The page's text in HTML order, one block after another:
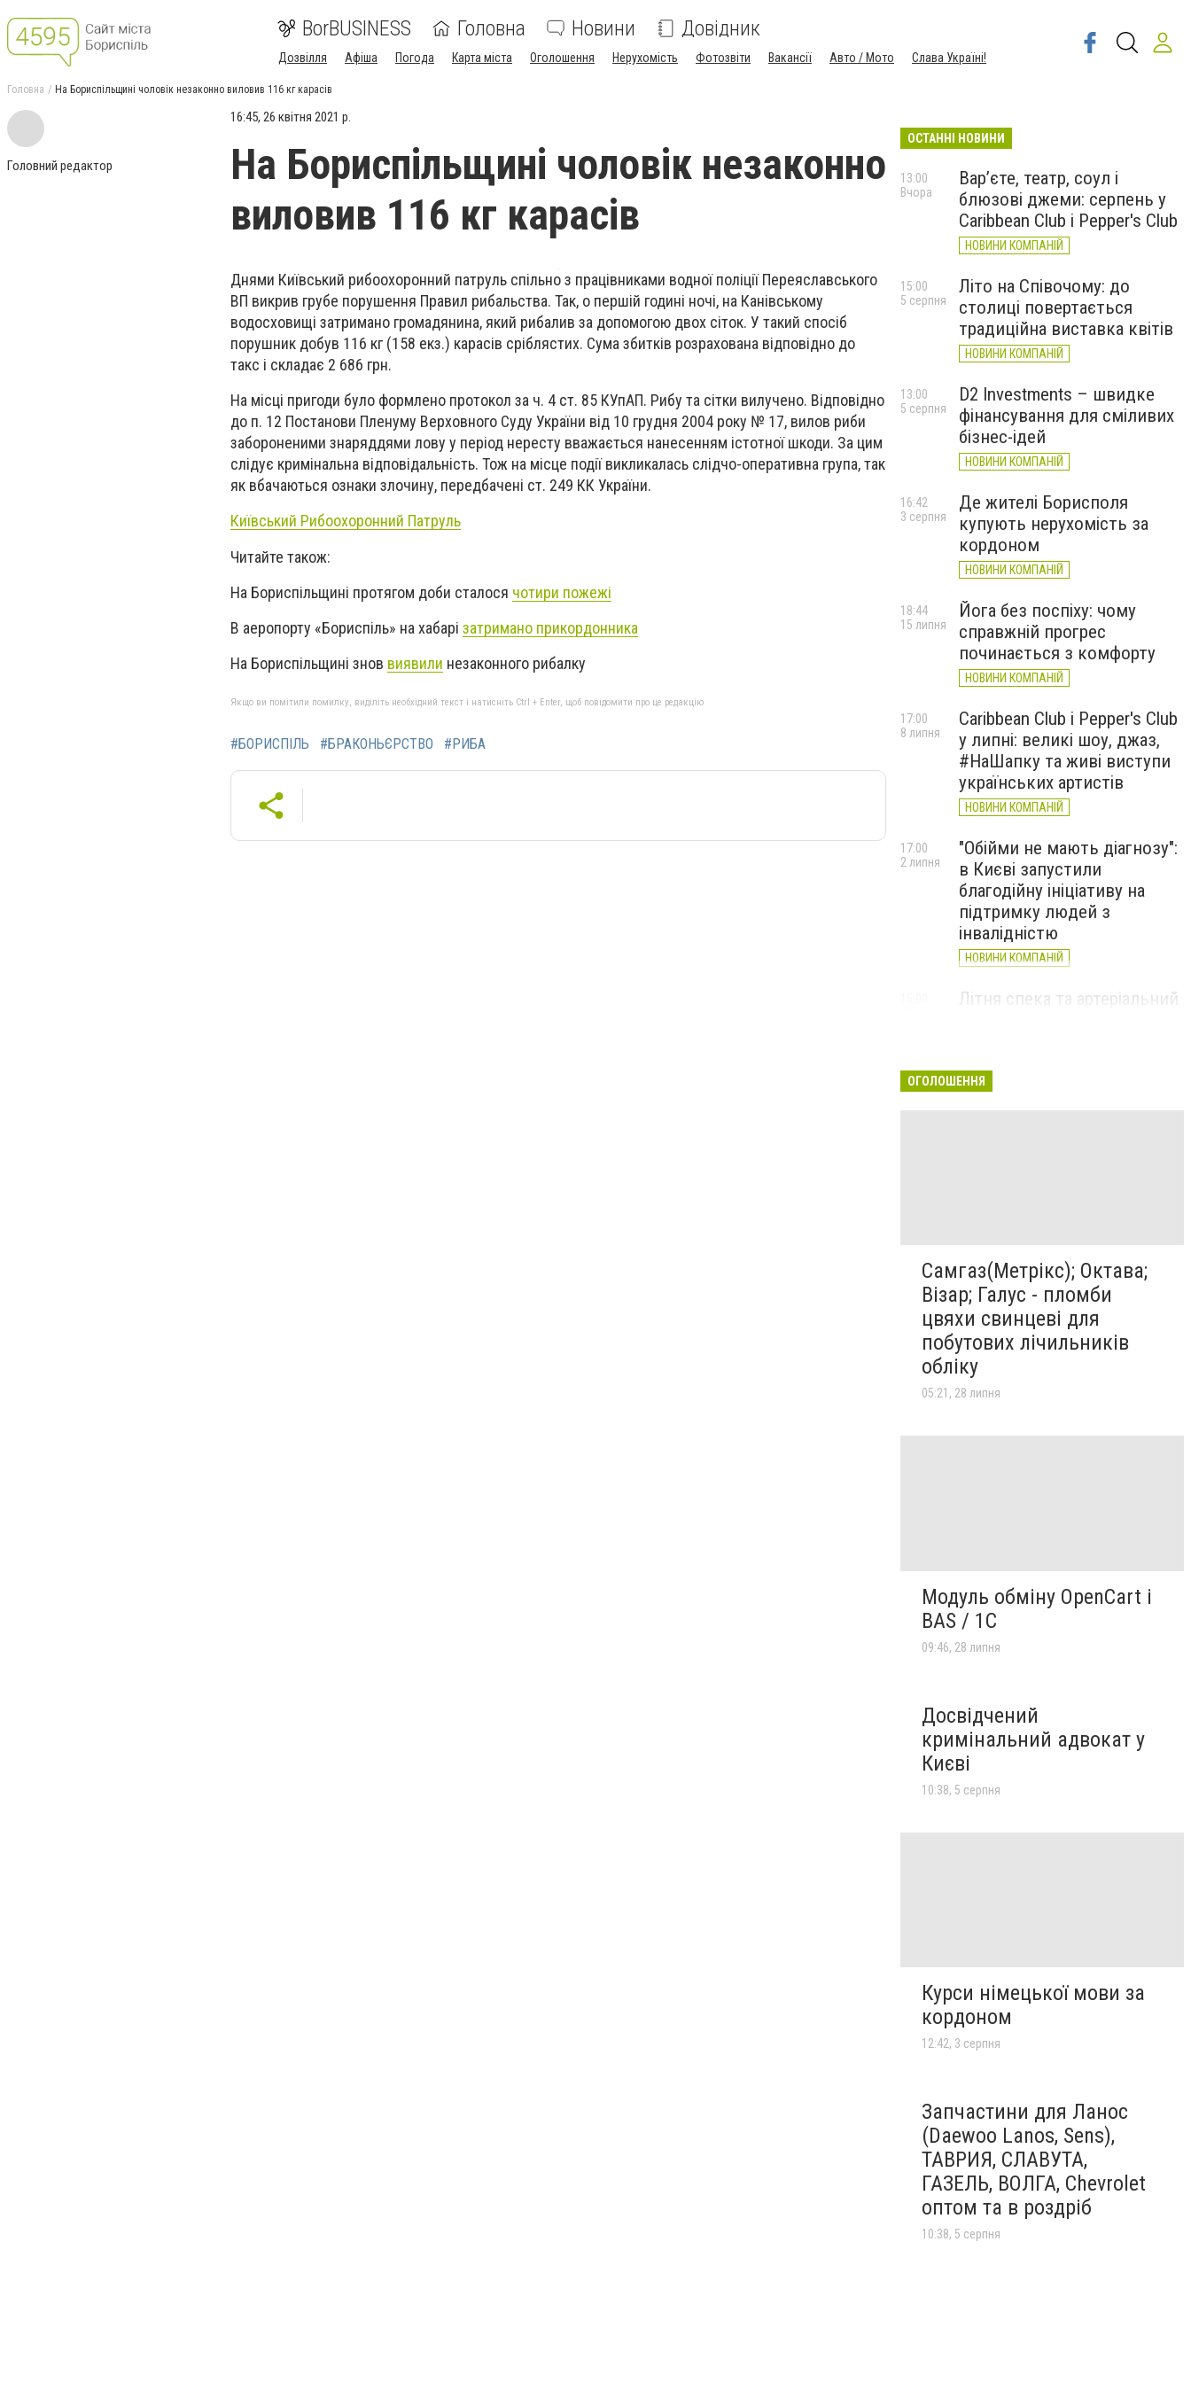
BorBUSINESS Головна Новини Довідник
Дозвілля Афіша Погода Карта міста Оголошення Нерухомість Фотозвіти Вакансії Авто / Мото Слава Україні!
Головна На Бориспільщині чоловік незаконно виловив 116 кг карасів
Головний редактор
16:45, 26 квітня 2021 р.
На Бориспільщині чоловік незаконно
виловив 116 кг карасів
Днями Київський рибоохоронний патруль спільно з працівниками водної поліції Переяславського
ВП викрив грубе порушення Правил рибальства. Так, о першій годині ночі, на Канівському
водосховищі затримано громадянина, який рибалив за допомогою двох сіток. У такий спосіб
порушник добув 116 кг (158 екз.) карасів сріблястих. Сума збитків розрахована відповідно до
такс і складає 2 686 грн.
На місці пригоди було формлено протокол за ч. 4 ст. 85 КУпАП. Рибу та сітки вилучено. Відповідно
до п. 12 Постанови Пленуму Верховного Суду України від 10 грудня 2004 року № 17, вилов риби
забороненими знаряддями лову у період нересту вважається нанесенням істотної шкоди. За цим
слідує кримінальна відповідальність. Тож на місце події викликалась слідчо-оперативна група, так
як вбачаються ознаки злочину, передбачені ст. 249 КК України.
Київський Рибоохоронний Патруль
Читайте також:
На Бориспільщині протягом доби сталося чотири пожежі
В аеропорту «Бориспіль» на хабарі затримано прикордонника
На Бориспільщині знов виявили незаконного рибалку
Якщо ви помітили помилку, виділіть необхідний текст і натисніть Ctrl + Enter, щоб повідомити про це редакцію
#БОРИСПІЛЬ #БРАКОНЬЄРСТВО #РИБА
ОСТАННІ НОВИНИ
Вар’єте, театр, соул і
блюзові джеми: серпень у
Caribbean Club і Pepper's Club
НОВИНИ КОМПАНІЙ
13:00
Вчора
Літо на Співочому: до
столиці повертається
традиційна виставка квітів
НОВИНИ КОМПАНІЙ
15:00
5 серпня
D2 Investments – швидке
фінансування для сміливих
бізнес-ідей
НОВИНИ КОМПАНІЙ
13:00
5 серпня
Де жителі Борисполя
купують нерухомість за
кордоном
НОВИНИ КОМПАНІЙ
16:42
3 серпня
Йога без поспіху: чому
справжній прогрес
починається з комфорту
НОВИНИ КОМПАНІЙ
18:44
15 липня
Caribbean Club і Pepper's Club
у липні: великі шоу, джаз,
#НаШапку та живі виступи
українських артистів
НОВИНИ КОМПАНІЙ
17:00
8 липня
"Обійми не мають діагнозу":
в Києві запустили
благодійну ініціативу на
підтримку людей з
інвалідністю
НОВИНИ КОМПАНІЙ
17:00
2 липня
Літня спека та артеріальний
ОГОЛОШЕННЯ
Самгаз(Метрікс); Октава;
Візар; Галус - пломби
цвяхи свинцеві для
побутових лічильників
обліку
05:21, 28 липня
Модуль обміну OpenCart і
BAS / 1С
09:46, 28 липня
Досвідчений
кримінальний адвокат у
Києві
10:38, 5 серпня
Курси німецької мови за
кордоном
12:42, 3 серпня
Запчастини для Ланос
(Daewoo Lanos, Sens),
ТАВРИЯ, СЛАВУТА,
ГАЗЕЛЬ, ВОЛГА, Chevrolet
оптом та в роздріб
10:38, 5 серпня